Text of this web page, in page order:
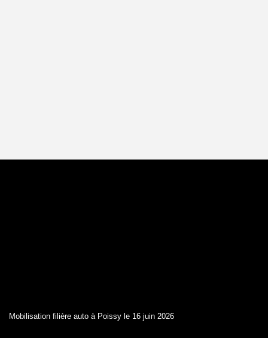
Mobilisation filière auto à Poissy le 16 juin 2026